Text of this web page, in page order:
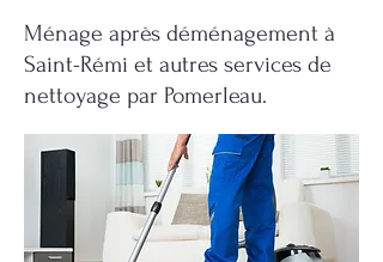
Ménage après déménagement à
Saint-Rémi et autres services de
nettoyage par Pomerleau.